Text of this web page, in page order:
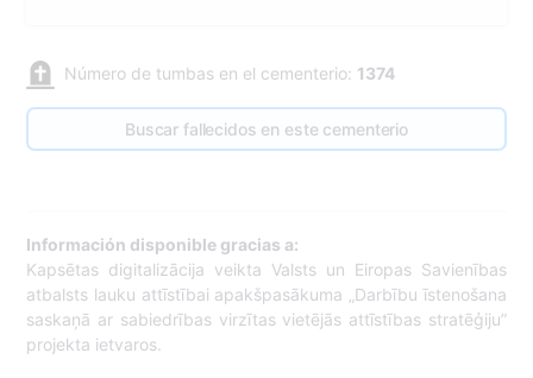
Número de tumbas en el cementerio: 1374
Buscar fallecidos en este cementerio
Información disponible gracias a:
Kapsētas digitalizācija veikta Valsts un Eiropas Savienības
atbalsts lauku attīstībai apakšpasākuma „Darbību īstenošana
saskaņā ar sabiedrības virzītas vietējās attīstības stratēģiju”
projekta ietvaros.